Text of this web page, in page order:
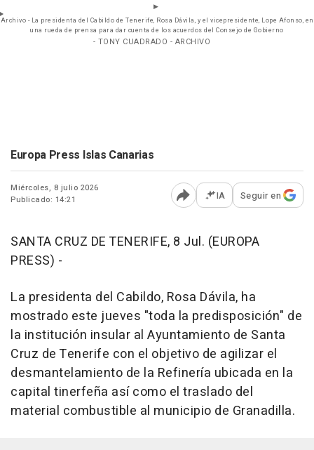
Archivo - La presidenta del Cabildo de Tenerife, Rosa Dávila, y el vicepresidente, Lope Afonso, en
una rueda de prensa para dar cuenta de los acuerdos del Consejo de Gobierno
- TONY CUADRADO - ARCHIVO
Europa Press Islas Canarias
Miércoles, 8 julio 2026
Publicado: 14:21
Abrir opciones para
IA Seguir en
SANTA CRUZ DE TENERIFE, 8 Jul. (EUROPA
PRESS) -
La presidenta del Cabildo, Rosa Dávila, ha
mostrado este jueves "toda la predisposición" de
la institución insular al Ayuntamiento de Santa
Cruz de Tenerife con el objetivo de agilizar el
desmantelamiento de la Refinería ubicada en la
capital tinerfeña así como el traslado del
material combustible al municipio de Granadilla.